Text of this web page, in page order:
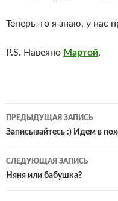
Теперь-то я знаю, у нас
P.S. Навеяно Мартой.
Навигация
по
записям
ПРЕДЫДУЩАЯ ЗАПИСЬ
Записывайтесь :) Идем в
СЛЕДУЮЩАЯ ЗАПИСЬ
Няня или бабушка?